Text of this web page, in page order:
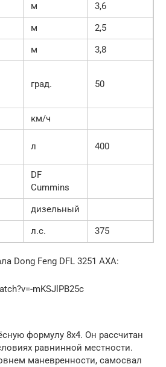
м
3,6
м
2,5
м
3,8
град. 50
км/ч
л 400
DF
Cummins
дизельный
л.с. 375
Dong Feng DFL 3251 AXA:
mKSJlPB25c
формулу 8х4. Он рассчитан
равнинной местности.
маневренности, самосвал